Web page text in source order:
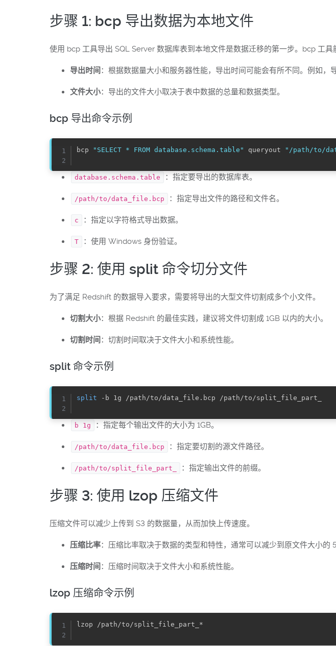
步骤 1: bcp 导出数据为本地文件
使用 bcp 工具导出 SQL Server 数据库表到本地文件是数据迁移的第一步。bcp 工具
导出时间 ：根据数据量大小和服务器性能，导出时间可能会有所不同。例如
文件大小：导出的文件大小取决于表中数据的总量和数据类型。
bcp 导出命令示例
bcp "SELECT * FROM database.schema.table" queryout "/path/to/
database.schema.table ：指定要导出的数据库表。
/path/to/data_file.bcp ：指定导出文件的路径和文件名。
c ：指定以字符格式导出数据。
T ：使用 Windows 身份验证。
步骤 2: 使用 split 命令切分文件
为了满足 Redshift 的数据导入要求，需要将导出的大型文件切割成多个小文件。
切割大小：根据 Redshift 的最佳实践，建议将文件切割成 1GB 以内的大小。
切割时间 ：切割时间取决于文件大小和系统性能。
split 命令示例
split -b 1g /path/to/data_file.bcp /path/to/split_file_part_
b 1g ：指定每个输出文件的大小为 1GB。
/path/to/data_file.bcp ：指定要切割的源文件路径。
/path/to/split_file_part_ ：指定输出文件的前缀。
步骤 3: 使用 lzop 压缩文件
压缩文件可以减少上传到 S3 的数据量，从而加快上传速度。
压缩比率：压缩比率取决于数据的类型和特性，通常可以减少到原文件大小的
压缩时间 ：压缩时间取决于文件大小和系统性能。
lzop 压缩命令示例
lzop /path/to/split_file_part_*